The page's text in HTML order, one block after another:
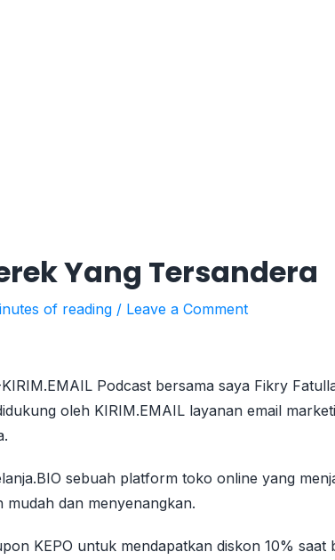
Yang Tersandera
of reading / Leave a Comment
Podcast bersama saya Fikry
oleh KIRIM.EMAIL layanan email
sebuah platform toko online yang
mudah dan menyenangkan.
KEPO untuk mendapatkan diskon 10% saat